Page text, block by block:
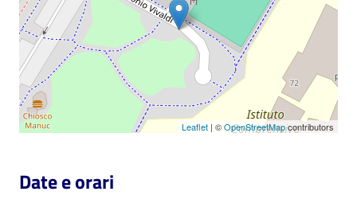
Catalogo
on line
Eventi
bibliotecario
Leaflet | ©OpenStreetMapcontributors
Date e orari